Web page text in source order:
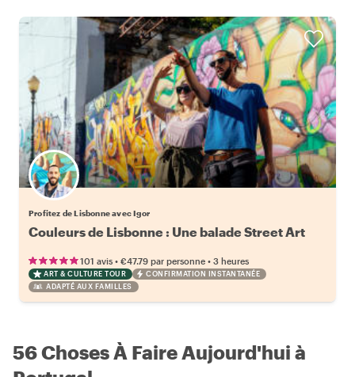
Profitez de Lisbonne avec Igor
Couleurs de Lisbonne : Une balade Street Art
101 avis • €47.79 par personne • 3 heures
ART & CULTURE TOUR
CONFIRMATION INSTANTANÉE
ADAPTÉ AUX FAMILLES
56 Choses À Faire Aujourd'hui à